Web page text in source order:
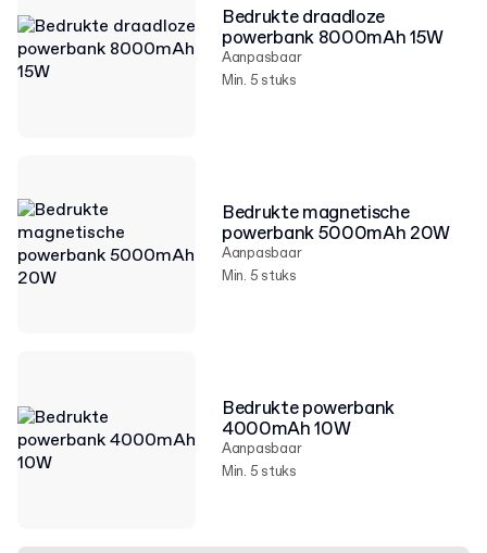
Bedrukte draadloze
powerbank 8000mAh 15W
Aanpasbaar
Min. 5 stuks
Bedrukte magnetische
powerbank 5000mAh 20W
Aanpasbaar
Min. 5 stuks
Bedrukte powerbank
4000mAh 10W
Aanpasbaar
Min. 5 stuks